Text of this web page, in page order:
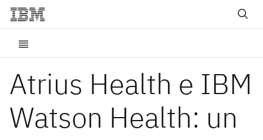
Atrius Health e IBM
Watson Health: un